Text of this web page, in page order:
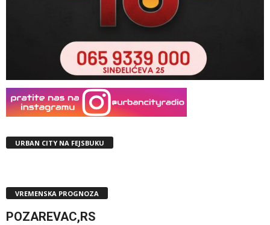
URBAN CITY NA FEJSBUKU
VREMENSKA PROGNOZA
POZAREVAC,RS